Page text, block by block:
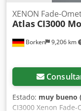
Borken 9,206 km
XENON Fade-
Atlas CI3000
Estado: muy bueno
CI3000 Xenon